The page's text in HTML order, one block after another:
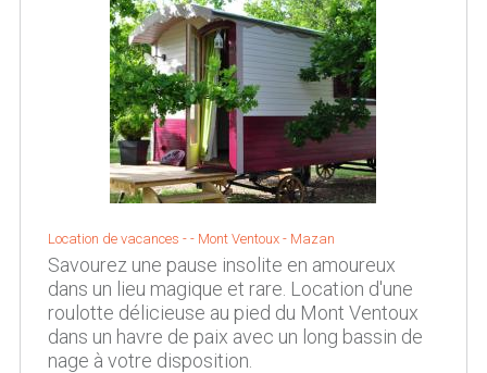
Location de vacances - - Mont Ventoux - Mazan
Savourez une pause insolite en amoureux
dans un lieu magique et rare. Location d'une
roulotte délicieuse au pied du Mont Ventoux
dans un havre de paix avec un long bassin de
nage à votre disposition.